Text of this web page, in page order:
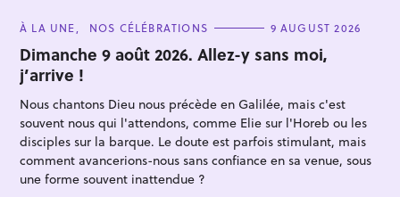
C
T
E
G
O
R
I
E
S
À LA UNE NOS CÉLÉBRATIONS 9 AUGUST 2026
Dimanche 9 août 2026. Allez-y sans moi,
j’arrive !
Nous chantons Dieu nous précède en Galilée, mais c'est
souvent nous qui l'attendons, comme Elie sur l'Horeb ou les
disciples sur la barque. Le doute est parfois stimulant, mais
comment avancerions-nous sans confiance en sa venue, sous
une forme souvent inattendue ?